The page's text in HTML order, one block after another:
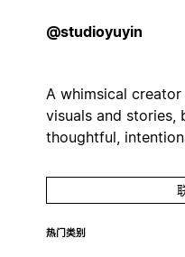
@studioyuyin
A whimsical
visuals and stories,
thoughtful,
热门类别